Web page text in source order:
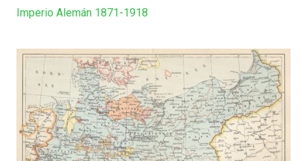
Imperio Alemán 1871-1918